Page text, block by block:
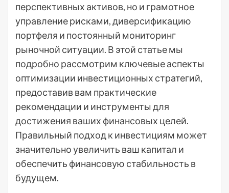
перспективных активов, но и грамотное
управление рисками, диверсификацию
портфеля и постоянный мониторинг
рыночной ситуации. В этой статье мы
подробно рассмотрим ключевые аспекты
оптимизации инвестиционных стратегий,
предоставив вам практические
рекомендации и инструменты для
достижения ваших финансовых целей.
Правильный подход к инвестициям может
значительно увеличить ваш капитал и
обеспечить финансовую стабильность в
будущем.